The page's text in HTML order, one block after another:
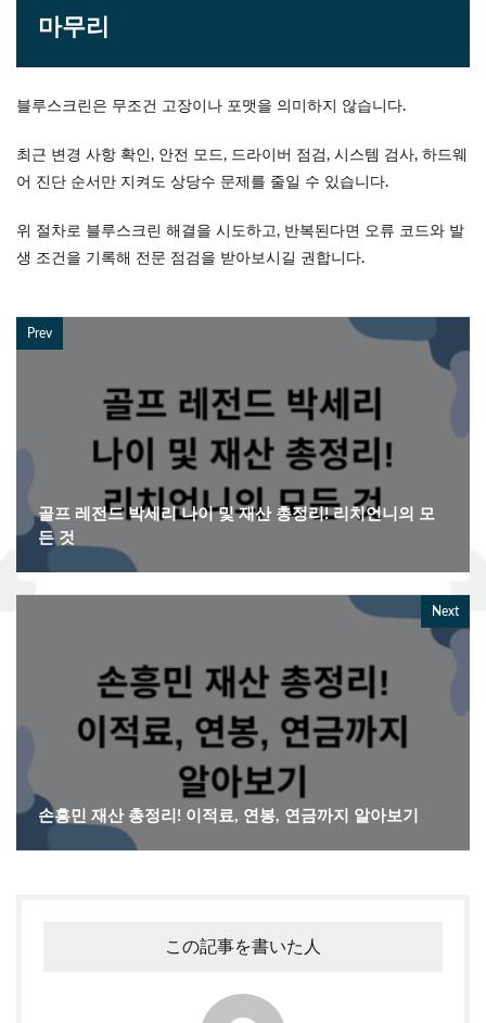
마무리
블루스크린은 무조건 고장이나 포맷을 의미하지 않습니다.
최근 변경 사항 확인, 안전 모드, 드라이버 점검, 시스템 검사, 하드웨
어 진단 순서만 지켜도 상당수 문제를 줄일 수 있습니다.
위 절차로 블루스크린 해결을 시도하고, 반복된다면 오류 코드와 발
생 조건을 기록해 전문 점검을 받아보시길 권합니다.
Prev
골프 레전드 박세리 나이 및 재산 총정리! 리치언니의 모
든 것
Next
손흥민 재산 총정리! 이적료, 연봉, 연금까지 알아보기
この記事を書いた人